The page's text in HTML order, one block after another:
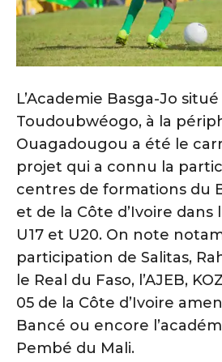
L’Academie Basga-Jo situé
Toudoubwéogo, à la
Ouagadougou a été le
projet qui a connu la
centres de formations du
et de la Côte d’Ivoire dans
U17 et U20. On note
participation de Salitas,
le Real du Faso, l’AJEB,
05 de la Côte d’Ivoire
Bancé ou encore
Pembé du Mali.